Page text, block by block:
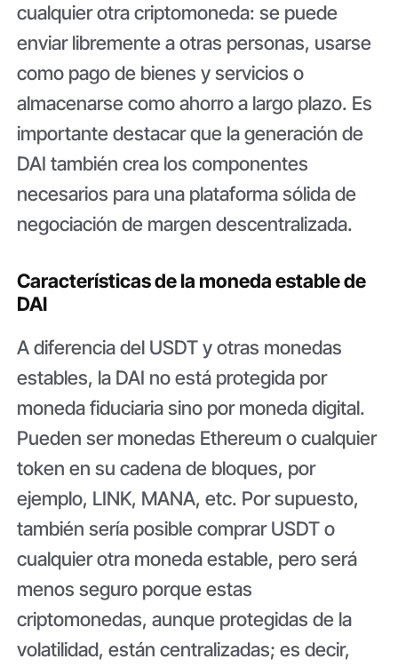
cualquier otra criptomoneda: se puede
enviar libremente a otras personas, usarse
como pago de bienes y servicios o
almacenarse como ahorro a largo plazo. Es
importante destacar que la generación de
DAI también crea los componentes
necesarios para una plataforma sólida de
negociación de margen descentralizada.
Características de la moneda estable de
DAI
A diferencia del USDT y otras monedas
estables, la DAI no está protegida por
moneda fiduciaria sino por moneda digital.
Pueden ser monedas Ethereum o cualquier
token en su cadena de bloques, por
ejemplo, LINK, MANA, etc. Por supuesto,
también sería posible comprar USDT o
cualquier otra moneda estable, pero será
menos seguro porque estas
criptomonedas, aunque protegidas de la
volatilidad, están centralizadas; es decir,